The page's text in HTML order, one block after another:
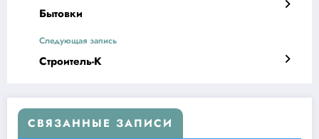
Бытовки
Следующая запись
Строитель-К
СВЯЗАННЫЕ ЗАПИСИ